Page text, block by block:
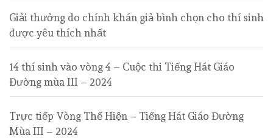
Giải thưởng do chính khán giả bình chọn cho thí sinh
được yêu thích nhất
14 thí sinh vào vòng 4 – Cuộc thi Tiếng Hát Giáo
Đường mùa III – 2024
Trực tiếp Vòng Thể Hiện – Tiếng Hát Giáo Đường
Mùa III – 2024